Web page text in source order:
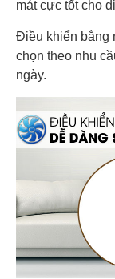
mát cực tốt cho
Điều khiển bằng
chọn theo nhu
ngày.